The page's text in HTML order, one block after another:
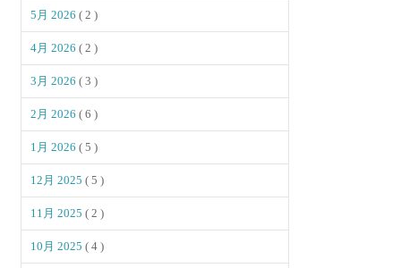
5月 2026( 2 )
4月 2026( 2 )
3月 2026( 3 )
2月 2026( 6 )
1月 2026( 5 )
12月 2025( 5 )
11月 2025( 2 )
10月 2025( 4 )